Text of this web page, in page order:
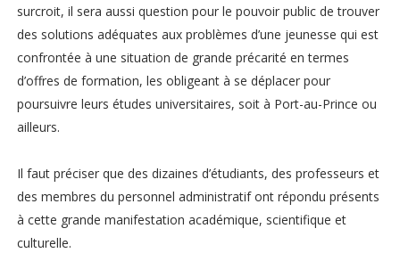
surcroit, il sera aussi question pour le pouvoir public de trouver
des solutions adéquates aux problèmes d’une jeunesse qui est
confrontée à une situation de grande précarité en termes
d’offres de formation, les obligeant à se déplacer pour
poursuivre leurs études universitaires, soit à Port-au-Prince ou
ailleurs.
Il faut préciser que des dizaines d’étudiants, des professeurs et
des membres du personnel administratif ont répondu présents
à cette grande manifestation académique, scientifique et
culturelle.